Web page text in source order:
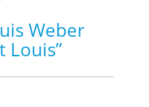
Weber
Louis”